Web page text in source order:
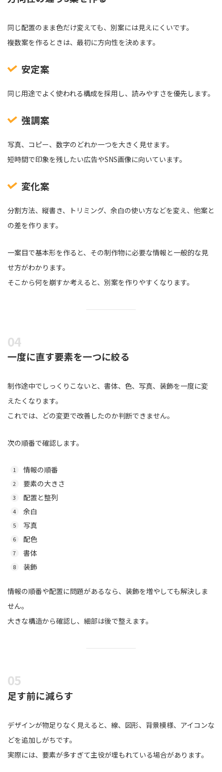
同じ配置のまま色だけ変えても、別案には見えにくいです。
複数案を作るときは、最初に方向性を決めます。
安定案
同じ用途でよく使われる構成を採用し、読みやすさを優先します。
強調案
写真、コピー、数字のどれか一つを大きく見せます。
短時間で印象を残したい広告やSNS画像に向いています。
変化案
分割方法、縦書き、トリミング、余白の使い方などを変え、他案と
の差を作ります。
一案目で基本形を作ると、その制作物に必要な情報と一般的な見
せ方がわかります。
そこから何を崩すか考えると、別案を作りやすくなります。
一度に直す要素を一つに絞る
制作途中でしっくりこないと、書体、色、写真、装飾を一度に変
えたくなります。
これでは、どの変更で改善したのか判断できません。
次の順番で確認します。
情報の順番
要素の大きさ
配置と整列
余白
写真
配色
書体
装飾
情報の順番や配置に問題があるなら、装飾を増やしても解決しま
せん。
大きな構造から確認し、細部は後で整えます。
足す前に減らす
デザインが物足りなく見えると、線、図形、背景模様、アイコンな
どを追加しがちです。
実際には、要素が多すぎて主役が埋もれている場合があります。